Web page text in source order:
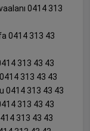
0414 313
0414 313 43
313 43 43
313 43 43
0414 313 43 43
313 43 43
313 43 43